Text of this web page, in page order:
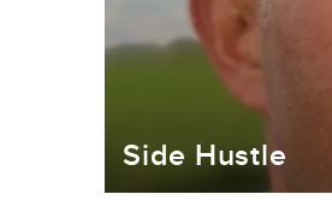
Side Hustle